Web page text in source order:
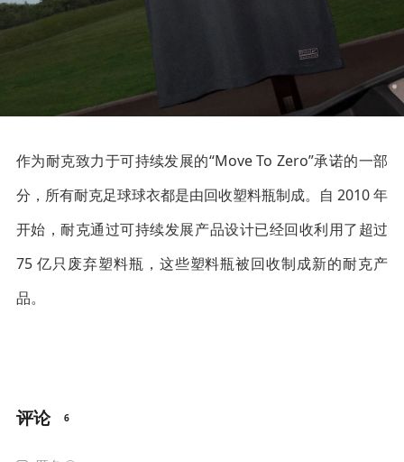
作为耐克致力于可持续发展的“Move To Zero”承诺的一部
分，所有耐克足球球衣都是由回收塑料瓶制成。自 2010 年
开始，耐克通过可持续发展产品设计已经回收利用了超过
75 亿只废弃塑料瓶，这些塑料瓶被回收制成新的耐克产
品。
评论 6